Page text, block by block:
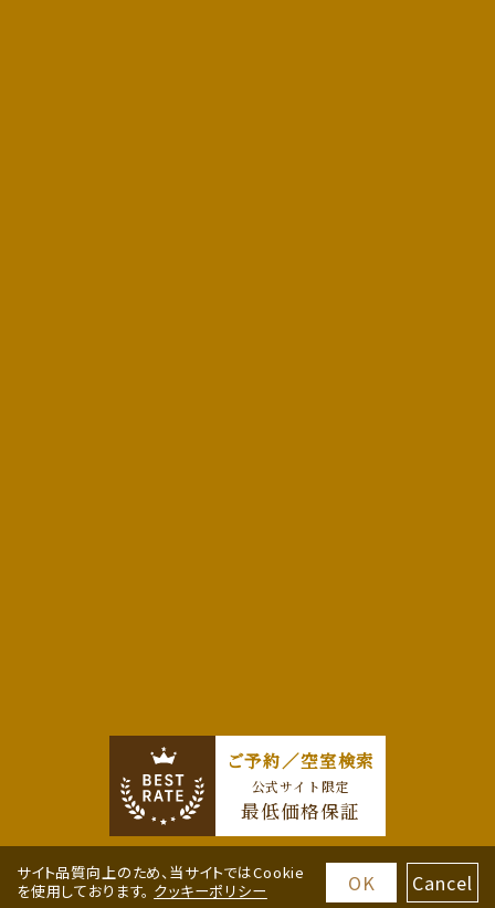
ご予約／空室検索
公式サイト限定
最低価格保証
サイト品質向上のため、当サイトではCookie
を使用しております。 クッキーポリシー OK Cancel